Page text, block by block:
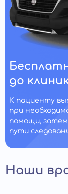
до
К пациенту
при
помощи,
пути
Наши